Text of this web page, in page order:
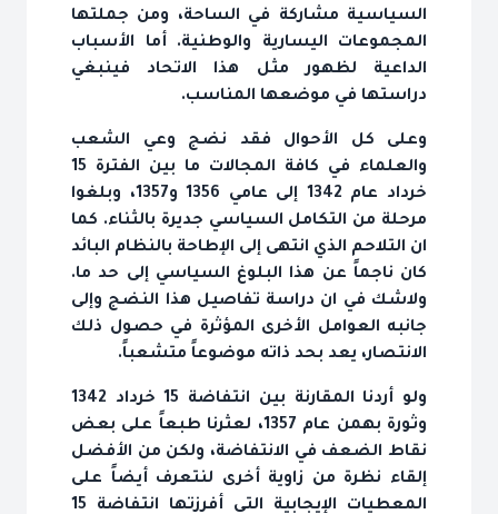
السياسية مشاركة في الساحة، ومن جملتها
المجموعات اليسارية والوطنية. أما الأسباب
الداعية لظهور مثل هذا الاتحاد فينبغي
دراستها في موضعها المناسب.
وعلى كل الأحوال فقد نضج وعي الشعب
والعلماء في كافة المجالات ما بين الفترة 15
خرداد عام 1342 إلى عامي 1356 و1357، وبلغوا
مرحلة من التكامل السياسي جديرة بالثناء. كما
ان التلاحم الذي انتهى إلى الإطاحة بالنظام البائد
كان ناجماً عن هذا البلوغ السياسي إلى حد ما.
ولاشك في ان دراسة تفاصيل هذا النضج وإلى
جانبه العوامل الأخرى المؤثرة في حصول ذلك
الانتصار، يعد بحد ذاته موضوعاً متشعباً.
ولو أردنا المقارنة بين انتفاضة 15 خرداد 1342
وثورة بهمن عام 1357، لعثرنا طبعاً على بعض
نقاط الضعف في الانتفاضة، ولكن من الأفضل
إلقاء نظرة من زاوية أخرى لنتعرف أيضاً على
المعطيات الإيجابية التي أفرزتها انتفاضة 15